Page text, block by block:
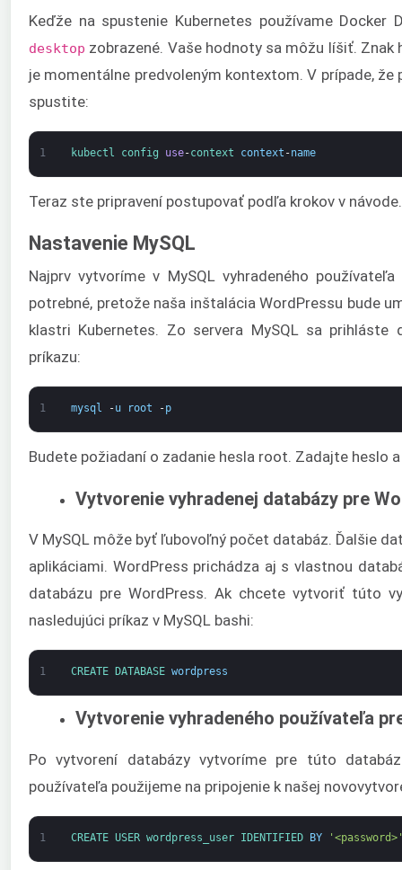
Keďže na spustenie Kubernetes používame Docker
desktop zobrazené. Vaše hodnoty sa môžu líšiť. Znak
je momentálne predvoleným kontextom. V prípade,
spustite:
1 kubectl config use-context context -name
Teraz ste pripravení postupovať podľa krokov v návode.
Nastavenie MySQL
Najprv vytvoríme v MySQL vyhradeného
potrebné, pretože naša inštalácia WordPressu bude
klastri Kubernetes. Zo servera MySQL sa prihláste
príkazu:
1 mysql -u root -p
Budete požiadaní o zadanie hesla root. Zadajte heslo
Vytvorenie vyhradenej databázy pre
V MySQL môže byť ľubovoľný počet databáz. Ďalšie
aplikáciami. WordPress prichádza aj s vlastnou
databázu pre WordPress. Ak chcete vytvoriť túto
nasledujúci príkaz v MySQL bashi:
1 CREATE DATABASE wordpress
Vytvorenie vyhradeného používateľa
Po vytvorení databázy vytvoríme pre túto
používateľa použijeme na pripojenie k našej
1 CREATE USER wordpress_user IDENTIFIED BY